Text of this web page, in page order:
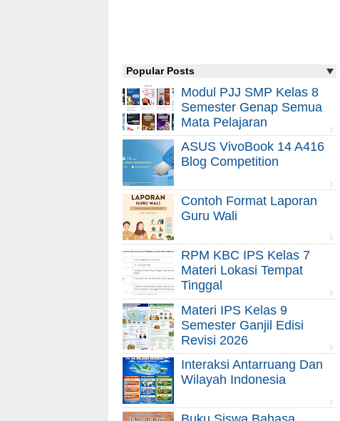
Popular Posts
Modul PJJ SMP Kelas 8
Semester Genap Semua
Mata Pelajaran
ASUS VivoBook 14 A416
Blog Competition
Contoh Format Laporan
Guru Wali
RPM KBC IPS Kelas 7
Materi Lokasi Tempat
Tinggal
Materi IPS Kelas 9
Semester Ganjil Edisi
Revisi 2026
Interaksi Antarruang Dan
Wilayah Indonesia